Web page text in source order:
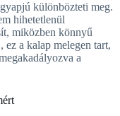
különbözteti meg.
hihetetlenül
miközben könnyű
, ez a kalap melegen tart,
a